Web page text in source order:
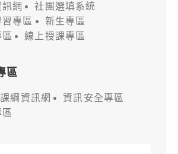
網
社團選填系統
專區
新生專區
線上授課專區
區
綱資訊網
資訊安全專區